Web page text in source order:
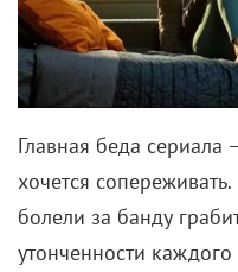
Главная беда сериала
хочется
болели за банду
утонченности